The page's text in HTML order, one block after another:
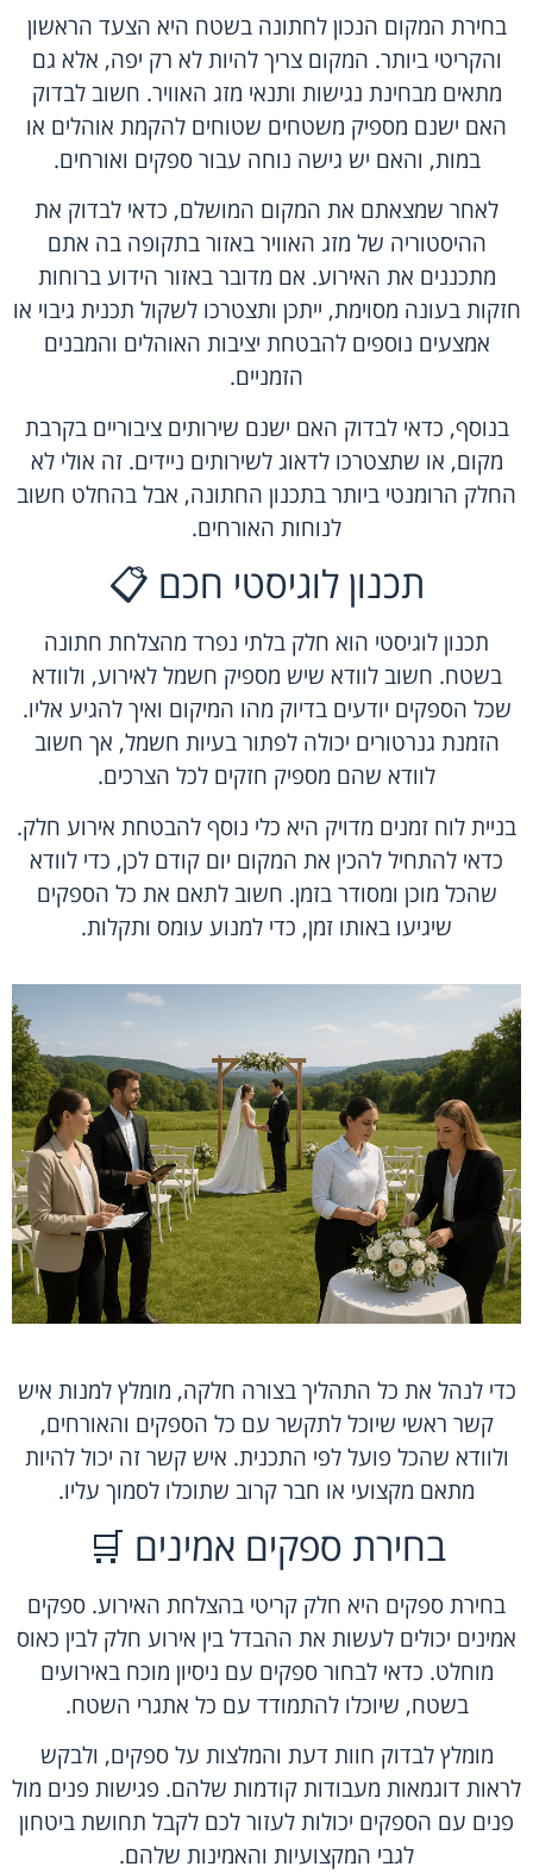
בחירת המקום הנכון לחתונה בשטח היא הצעד הראשון
והקריטי ביותר. המקום צריך להיות לא רק יפה, אלא גם
מתאים מבחינת נגישות ותנאי מזג האוויר. חשוב לבדוק
האם ישנם מספיק משטחים שטוחים להקמת אוהלים או
במות, והאם יש גישה נוחה עבור ספקים ואורחים.
לאחר שמצאתם את המקום המושלם, כדאי לבדוק את
ההיסטוריה של מזג האוויר באזור בתקופה בה אתם
מתכננים את האירוע. אם מדובר באזור הידוע ברוחות
חזקות בעונה מסוימת, ייתכן ותצטרכו לשקול תכנית גיבוי או
אמצעים נוספים להבטחת יציבות האוהלים והמבנים
הזמניים.
בנוסף, כדאי לבדוק האם ישנם שירותים ציבוריים בקרבת
מקום, או שתצטרכו לדאוג לשירותים ניידים. זה אולי לא
החלק הרומנטי ביותר בתכנון החתונה, אבל בהחלט חשוב
לנוחות האורחים.
תכנון לוגיסטי חכם 📋
תכנון לוגיסטי הוא חלק בלתי נפרד מהצלחת חתונה
בשטח. חשוב לוודא שיש מספיק חשמל לאירוע, ולוודא
שכל הספקים יודעים בדיוק מהו המיקום ואיך להגיע אליו.
הזמנת גנרטורים יכולה לפתור בעיות חשמל, אך חשוב
לוודא שהם מספיק חזקים לכל הצרכים.
בניית לוח זמנים מדויק היא כלי נוסף להבטחת אירוע חלק.
כדאי להתחיל להכין את המקום יום קודם לכן, כדי לוודא
שהכל מוכן ומסודר בזמן. חשוב לתאם את כל הספקים
שיגיעו באותו זמן, כדי למנוע עומס ותקלות.
כדי לנהל את כל התהליך בצורה חלקה, מומלץ למנות איש
קשר ראשי שיוכל לתקשר עם כל הספקים והאורחים,
ולוודא שהכל פועל לפי התכנית. איש קשר זה יכול להיות
מתאם מקצועי או חבר קרוב שתוכלו לסמוך עליו.
בחירת ספקים אמינים 🛒
בחירת ספקים היא חלק קריטי בהצלחת האירוע. ספקים
אמינים יכולים לעשות את ההבדל בין אירוע חלק לבין כאוס
מוחלט. כדאי לבחור ספקים עם ניסיון מוכח באירועים
בשטח, שיוכלו להתמודד עם כל אתגרי השטח.
מומלץ לבדוק חוות דעת והמלצות על ספקים, ולבקש
לראות דוגמאות מעבודות קודמות שלהם. פגישות פנים מול
פנים עם הספקים יכולות לעזור לכם לקבל תחושת ביטחון
לגבי המקצועיות והאמינות שלהם.